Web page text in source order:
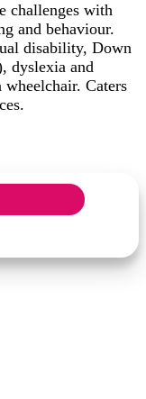
challenges with
and behaviour.
disability, Down
dyslexia and
wheelchair. Caters